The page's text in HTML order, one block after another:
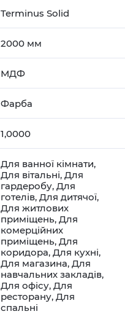
Terminus Solid
2000 мм
МДФ
Фарба
1,0000
Для ванної кімнати,
Для вітальні, Для
гардеробу, Для
готелів, Для дитячої,
Для житлових
приміщень, Для
комерційних
приміщень, Для
коридора, Для кухні,
Для магазина, Для
навчальних закладів,
Для офісу, Для
ресторану, Для
спальні